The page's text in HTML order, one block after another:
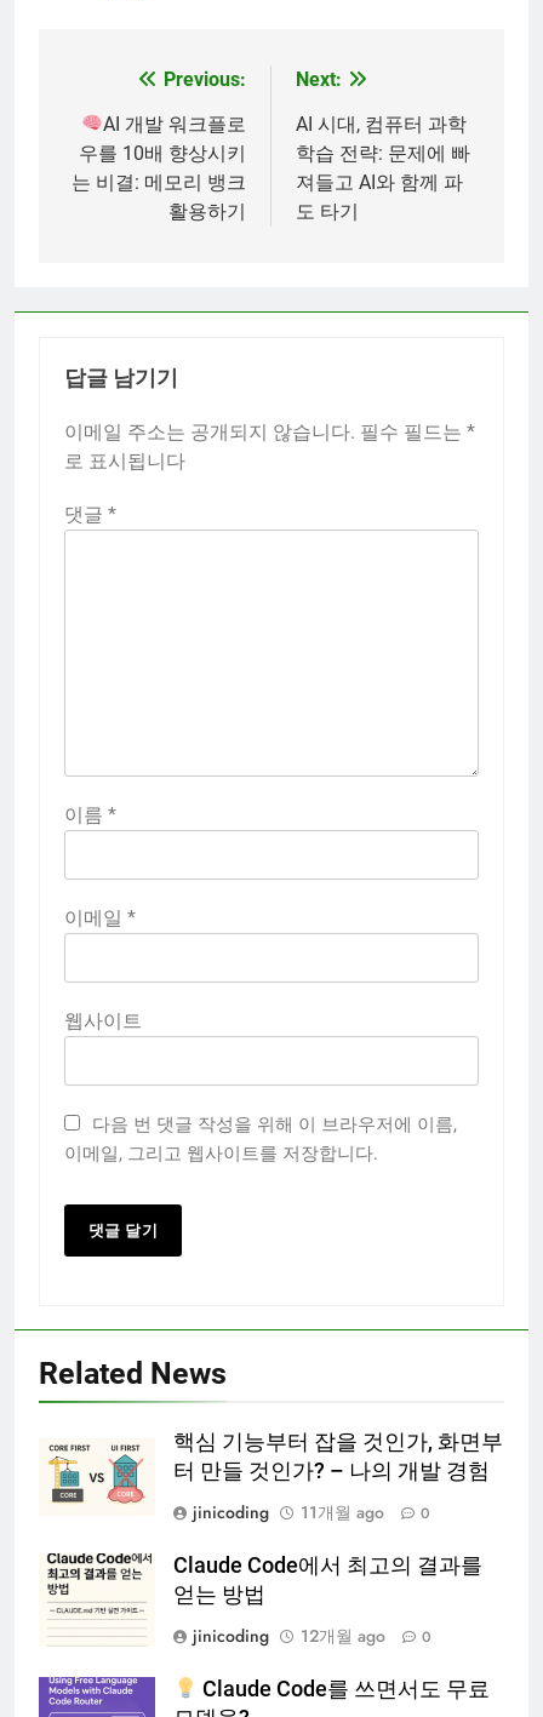
탐
색
Previous:
AI 개발 워크플로
우를 10배 향상시키
는 비결: 메모리 뱅크
활용하기
Next:
AI 시대, 컴퓨터 과학
학습 전략: 문제에 빠
져들고 AI와 함께 파
도 타기
답글 남기기
이메일 주소는 공개되지 않습니다. 필수 필드는 *
로 표시됩니다
댓글 *
이름 *
이메일 *
웹사이트
다음 번 댓글 작성을 위해 이 브라우저에 이름,
이메일, 그리고 웹사이트를 저장합니다.
Related News
핵심 기능부터 잡을 것인가, 화면부
터 만들 것인가? – 나의 개발 경험
jinicoding
11개월 ago 0
Claude Code에서 최고의 결과를
얻는 방법
jinicoding
12개월 ago 0
Claude Code를 쓰면서도 무료